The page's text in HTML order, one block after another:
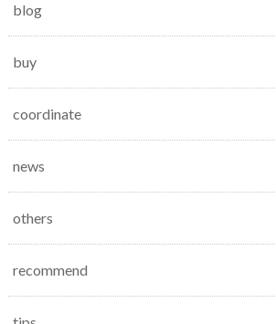
blog
buy
coordinate
news
others
recommend